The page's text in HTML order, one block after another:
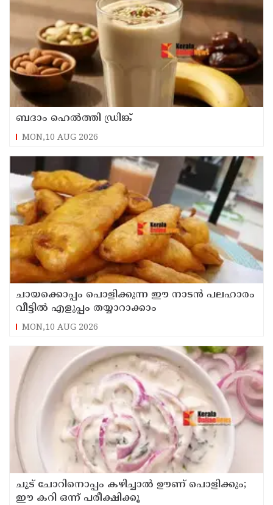
ബദാം ഹെൽത്തി ഡ്രിങ്ക്
MON,10 AUG 2026
ചായക്കൊപ്പം പൊളിക്കുന്ന ഈ നാടൻ പലഹാരം
വീട്ടിൽ എളുപ്പം തയ്യാറാക്കാം
MON,10 AUG 2026
ചൂട് ചോറിനൊപ്പം കഴിച്ചാൽ ഊണ് പൊളിക്കും;
ഈ കറി ഒന്ന് പരീക്ഷിക്കൂ